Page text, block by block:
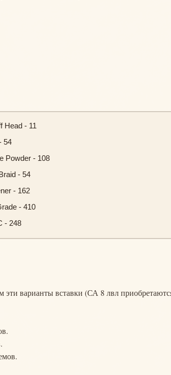
Head - 11
54
Powder - 108
- 54
- 162
- 410
- 248
варианты вставки (СА 8 лвл